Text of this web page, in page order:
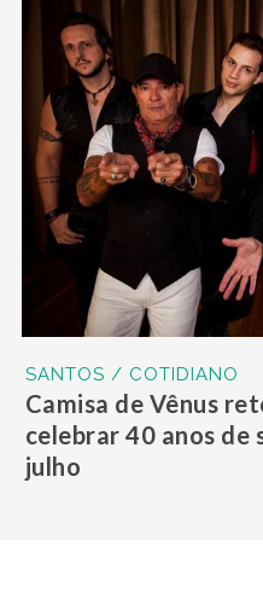
SANTOS / COTIDIANO
Camisa de Vênus
celebrar 40 anos de
julho